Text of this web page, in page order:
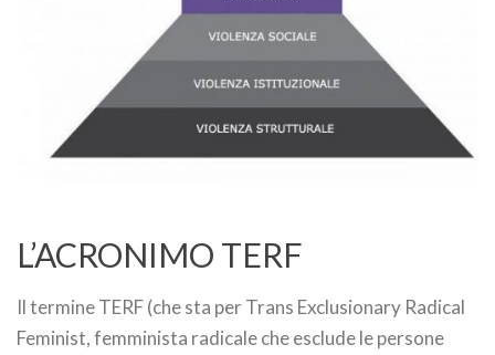
L’ACRONIMO TERF
Il termine TERF (che sta per Trans Exclusionary Radical
Feminist, femminista radicale che esclude le persone